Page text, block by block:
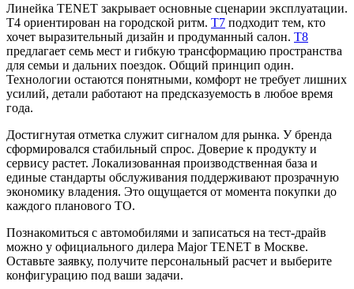
Линейка TENET закрывает основные сценарии эксплуатации.
T4 ориентирован на городской ритм. T7 подходит тем, кто
хочет выразительный дизайн и продуманный салон. T8
предлагает семь мест и гибкую трансформацию пространства
для семьи и дальних поездок. Общий принцип один.
Технологии остаются понятными, комфорт не требует лишних
усилий, детали работают на предсказуемость в любое время
года.
Достигнутая отметка служит сигналом для рынка. У бренда
сформировался стабильный спрос. Доверие к продукту и
сервису растет. Локализованная производственная база и
единые стандарты обслуживания поддерживают прозрачную
экономику владения. Это ощущается от момента покупки до
каждого планового ТО.
Познакомиться с автомобилями и записаться на тест-драйв
можно у официального дилера Major TENET в Москве.
Оставьте заявку, получите персональный расчет и выберите
конфигурацию под ваши задачи.